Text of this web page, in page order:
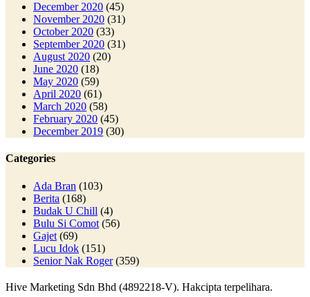
December 2020 (45)
November 2020 (31)
October 2020 (33)
September 2020 (31)
August 2020 (20)
June 2020 (18)
May 2020 (59)
April 2020 (61)
March 2020 (58)
February 2020 (45)
December 2019 (30)
Categories
Ada Bran (103)
Berita (168)
Budak U Chill (4)
Bulu Si Comot (56)
Gajet (69)
Lucu Idok (151)
Senior Nak Roger(359)
Hive Marketing Sdn Bhd (4892218-V). Hakcipta terpelihara.